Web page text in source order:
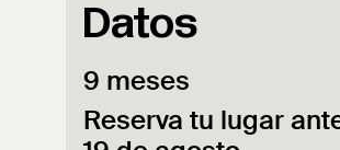
Datos
9 meses
Reserva tu lugar